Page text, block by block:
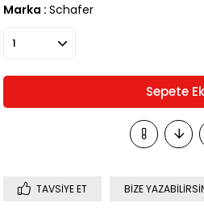
Marka : Schafer
TAVSIYE ET BIZE